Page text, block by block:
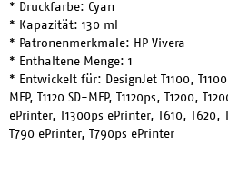
* Druckfarbe: Cyan
* Kapazität: 130 ml
* Patronenmerkmale: HP Vivera
* Enthaltene Menge: 1
* Entwickelt für: DesignJet T1100, T1100
MFP, T1120 SD-MFP, T1120ps, T1200,
ePrinter, T1300ps ePrinter, T610, T620,
T790 ePrinter, T790ps ePrinter